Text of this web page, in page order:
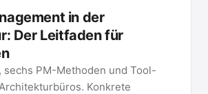
in der
Der Leitfaden für
sechs PM-Methoden und Tool-
Konkrete